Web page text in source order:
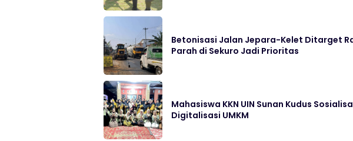
Betonisasi Jalan Jepara-Kelet Ditarget
Parah di Sekuro Jadi Prioritas
Mahasiswa KKN UIN Sunan Kudus
Digitalisasi UMKM